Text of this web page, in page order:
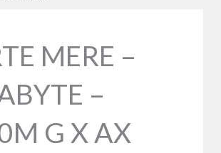
MERE –
–
G X AX